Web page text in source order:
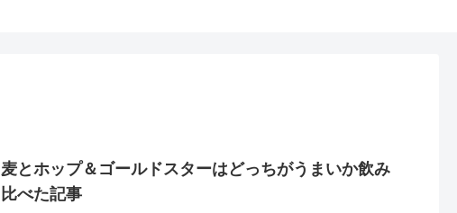
麦とホップ＆ゴールドスターはどっちがうまいか飲み
比べた記事